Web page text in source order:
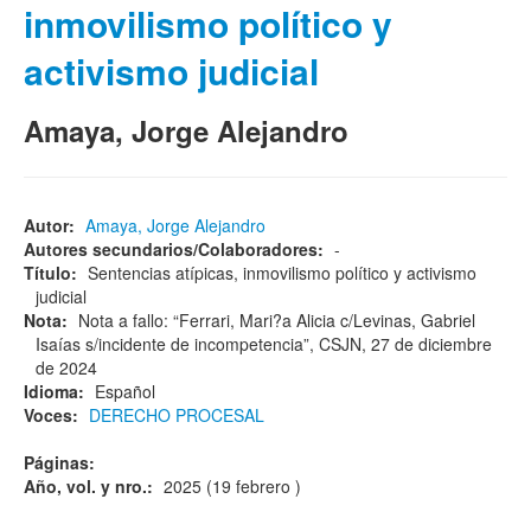
inmovilismo político y
activismo judicial
Amaya, Jorge Alejandro
Autor: Amaya, Jorge Alejandro
Autores secundarios/Colaboradores: -
Título: Sentencias atípicas, inmovilismo político y activismo
judicial
Nota: Nota a fallo: “Ferrari, Mari?a Alicia c/Levinas, Gabriel
Isaías s/incidente de incompetencia”, CSJN, 27 de diciembre
de 2024
Idioma: Español
Voces: DERECHO PROCESAL
Páginas:
Año, vol. y nro.: 2025 (19 febrero )